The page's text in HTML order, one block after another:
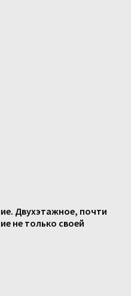
Двухэтажное, почти
не только своей